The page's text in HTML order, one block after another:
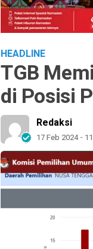
HEADLINE
TGB
di Posisi
Redaksi
17 Feb 2024 -